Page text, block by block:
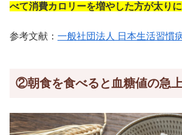
べて消費カロリーを増やした方が太り
参考文献： 一般社団法人 日本生活習慣
②朝食を食べると血糖値の急